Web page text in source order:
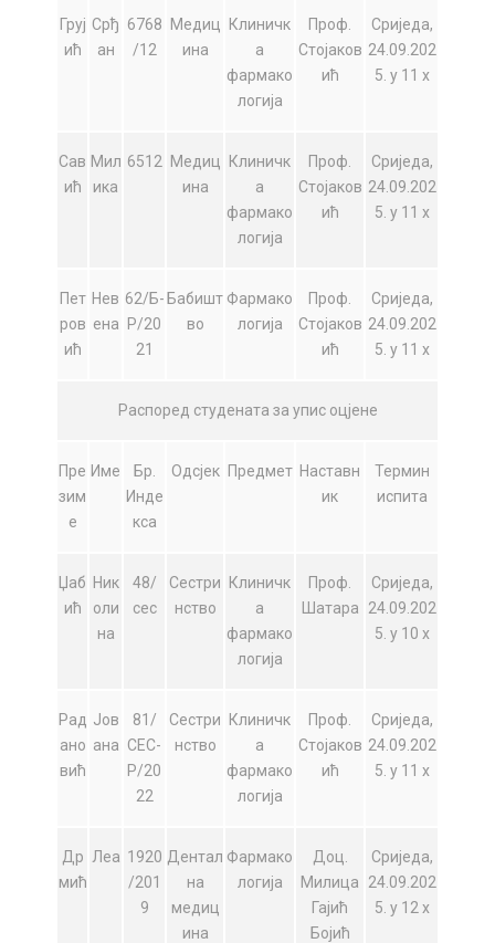
Груј
ић
Срђ
ан
6768
/12
Медиц
ина
Клиничк
а
фармако
логија
Проф.
Стојаков
ић
Сриједа,
24.09.202
5. у 11 х
Сав
ић
Мил
ика
6512
Медиц
ина
Клиничк
а
фармако
логија
Проф.
Стојаков
ић
Сриједа,
24.09.202
5. у 11 х
Пет
ров
ић
Нев
ена
62/Б-
Р/20
21
Бабишт
во
Фармако
логија
Проф.
Стојаков
ић
Сриједа,
24.09.202
5. у 11 х
Распоред студената за упис оцјене
Пре
зим
е
Име
Бр.
Инде
кса
Одсјек Предмет Наставн
ик
Термин
испита
Џаб
ић
Ник
оли
на
48/
сес
Сестри
нство
Клиничк
а
фармако
логија
Проф.
Шатара
Сриједа,
24.09.202
5. у 10 х
Рад
ано
вић
Јов
ана
81/
СЕС-
Р/20
22
Сестри
нство
Клиничк
а
фармако
логија
Проф.
Стојаков
ић
Сриједа,
24.09.202
5. у 11 х
Др
мић
Леа 1920
/201
9
Дентал
на
медиц
ина
Фармако
логија
Доц.
Милица
Гајић
Бојић
Сриједа,
24.09.202
5. у 12 х